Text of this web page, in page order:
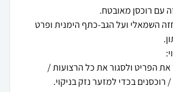
השמאלי ועל הגב-כתף הימנית ופרט
את הפריט ולסגור את כל הרצועות /